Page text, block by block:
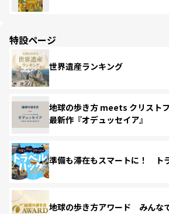
特設ページ
世界遺産ランキング
地球の歩き方 meets クリスト
最新作『オデュッセイア』
準備も滞在もスマートに！ ト
地球の歩き方アワード みんな